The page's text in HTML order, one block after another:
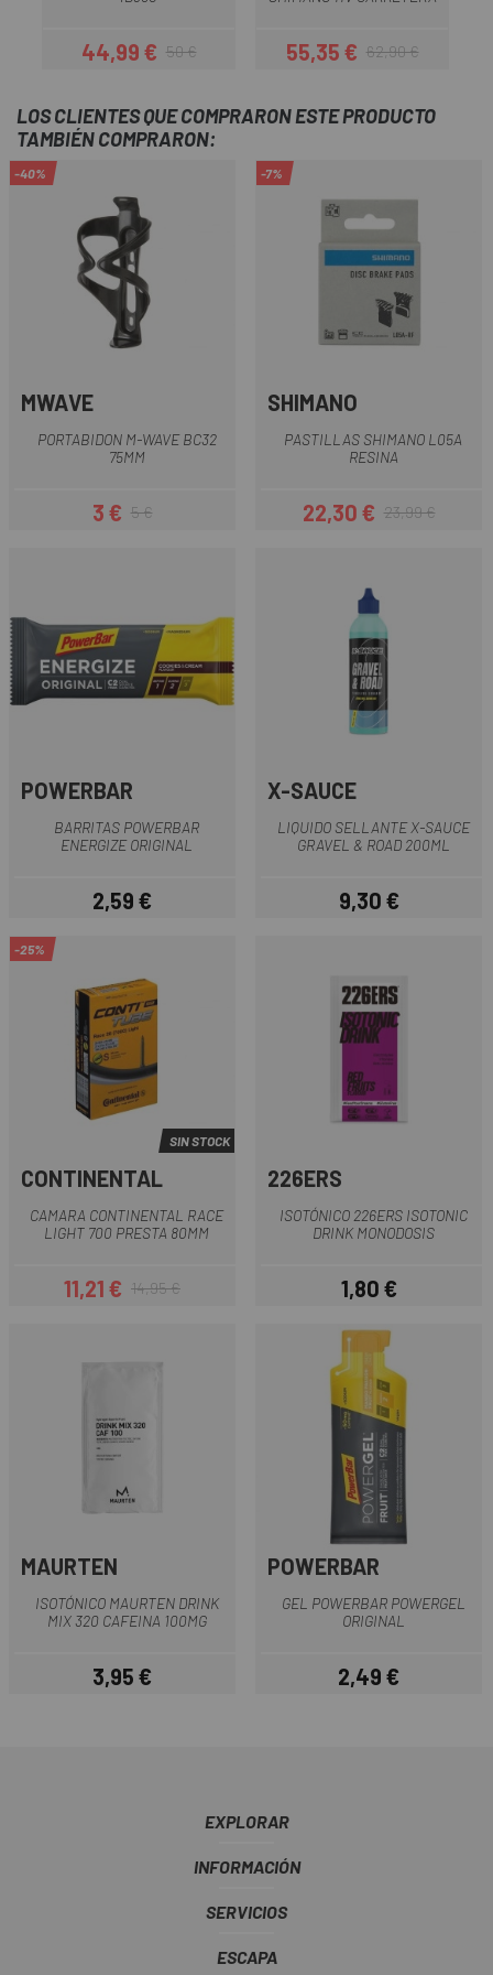
Precio
44,99 €Precio regular
50 €
Precio
55,35 €Precio regular
62,90 €
LOS CLIENTES QUE COMPRARON ESTE PRODUCTO
TAMBIÉN COMPRARON:
-40%
MWAVE
PORTABIDON M-WAVE BC32
75MM
Precio
3 €Precio regular
5 €
-7%
SHIMANO
PASTILLAS SHIMANO L05A
RESINA
Precio
22,30 €Precio regular
23,99 €
POWERBAR
BARRITAS POWERBAR
ENERGIZE ORIGINAL
Precio
2,59 €
X-SAUCE
LIQUIDO SELLANTE X-SAUCE
GRAVEL & ROAD 200ML
Precio
9,30 €
-25%
SIN STOCK
CONTINENTAL
CAMARA CONTINENTAL RACE
LIGHT 700 PRESTA 80MM
Precio
11,21 €Precio regular
14,95 €
226ERS
ISOTÓNICO 226ERS ISOTONIC
DRINK MONODOSIS
Precio
1,80 €
MAURTEN
ISOTÓNICO MAURTEN DRINK
MIX 320 CAFEINA 100MG
Precio
3,95 €
POWERBAR
GEL POWERBAR POWERGEL
ORIGINAL
Precio
2,49 €
EXPLORAR
INFORMACIÓN
SERVICIOS
ESCAPA